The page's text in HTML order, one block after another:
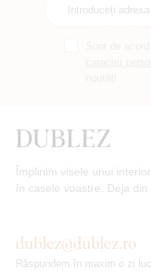
Împlinim visele unui
în casele voastre. Deja din
dublez@dublez.ro
Răspundem în maxim o zi